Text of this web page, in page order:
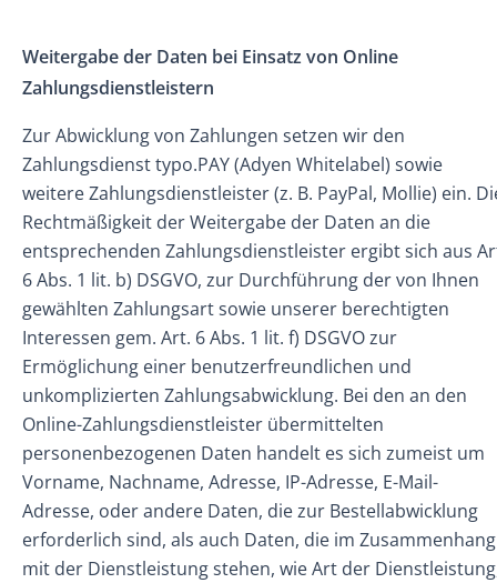
Weitergabe der Daten bei Einsatz von Online
Zahlungsdienstleistern
Zur Abwicklung von Zahlungen setzen wir den
Zahlungsdienst typo.PAY (Adyen Whitelabel) sowie
weitere Zahlungsdienstleister (z. B. PayPal, Mollie) ein.
Rechtmäßigkeit der Weitergabe der Daten an die
entsprechenden Zahlungsdienstleister ergibt sich aus
6 Abs. 1 lit. b) DSGVO, zur Durchführung der von Ihnen
gewählten Zahlungsart sowie unserer berechtigten
Interessen gem. Art. 6 Abs. 1 lit. f) DSGVO zur
Ermöglichung einer benutzerfreundlichen und
unkomplizierten Zahlungsabwicklung. Bei den an den
Online-Zahlungsdienstleister übermittelten
personenbezogenen Daten handelt es sich zumeist um
Vorname, Nachname, Adresse, IP-Adresse, E-Mail-
Adresse, oder andere Daten, die zur Bestellabwicklung
erforderlich sind, als auch Daten, die im Zusammenhang
mit der Dienstleistung stehen, wie Art der